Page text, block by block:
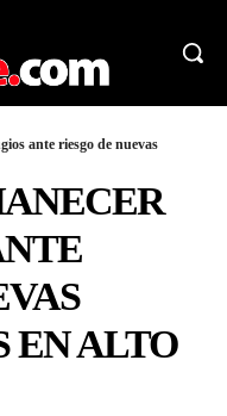
ante riesgo de nuevas
EN ALTO